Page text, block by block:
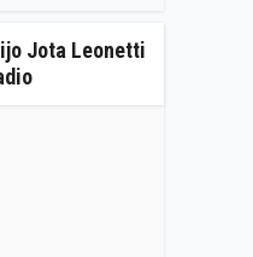
Jota Leonetti